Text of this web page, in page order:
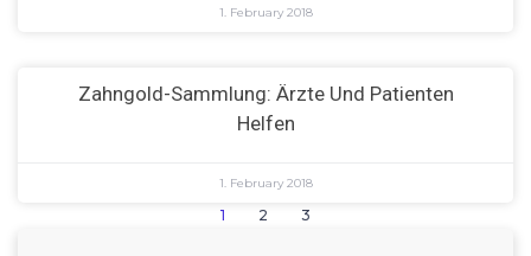
1. February 2018
Zahngold-Sammlung: Ärzte Und Patienten
Helfen
1. February 2018
1 2 3